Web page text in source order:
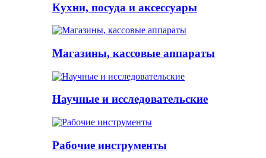
Кухни, посуда и аксессуары
Магазины, кассовые аппараты
Научные и исследовательские
Рабочие инструменты